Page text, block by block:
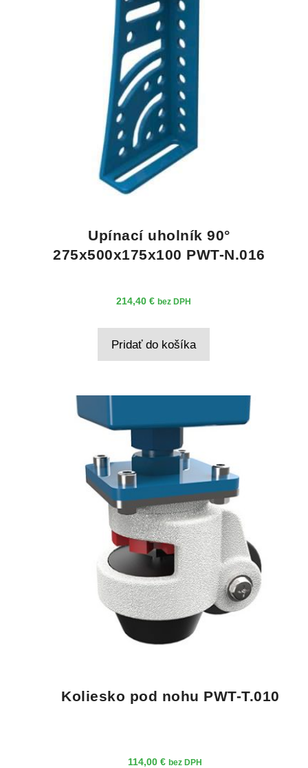
Upínací uholník 90°
275x500x175x100 PWT-N.016
214,40€ bez DPH
Pridať do košíka
Koliesko pod nohu PWT-T.010
114,00€ bez DPH